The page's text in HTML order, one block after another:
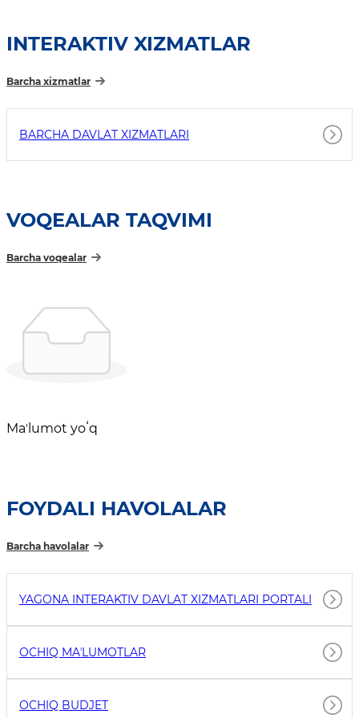
INTERAKTIV XIZMATLAR
Barcha xizmatlar
BARCHA DAVLAT XIZMATLARI
VOQEALAR TAQVIMI
Barcha voqealar
Maʼlumot yoʻq
FOYDALI HAVOLALAR
Barcha havolalar
YAGONA INTERAKTIV DAVLAT XIZMATLARI PORTALI
OCHIQ MAʼLUMOTLAR
OCHIQ BUDJET